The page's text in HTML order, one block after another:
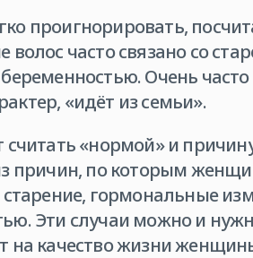
проигнорировать,
часто связано со
Очень часто
«идёт из семьи».
«нормой» и
причин, по которым
гормональные
Эти случаи можно и
на качество жизни